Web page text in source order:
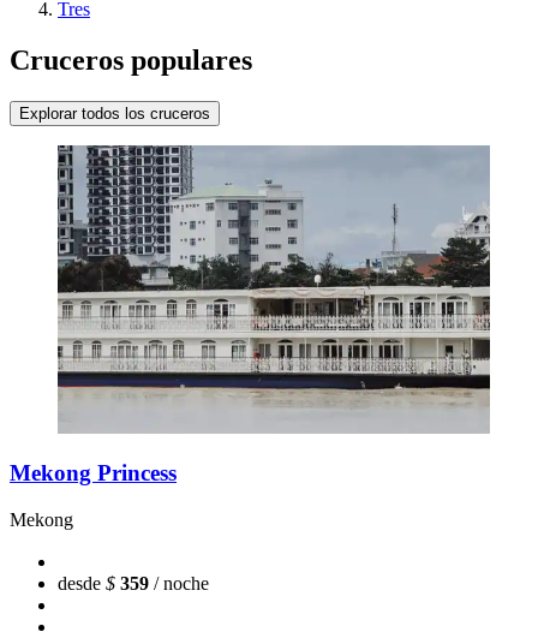
Tres
Cruceros populares
Explorar todos los cruceros
Mekong Princess
Mekong
desde $ 359 / noche